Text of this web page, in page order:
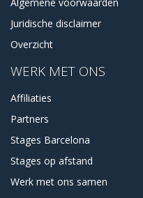
Juridische disclaimer
Overzicht
WERK MET ONS
Affiliaties
Partners
Stages Barcelona
Stages op afstand
Werk met ons samen